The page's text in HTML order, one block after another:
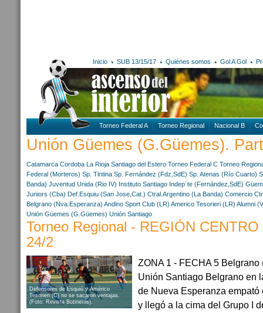
Inicio SUB 13/15/17 Quiénes somos Gol A Gol
Torneo Federal A Torneo Regional Nacional B
Unión Güemes (G.Güemes).
Catamarca Cordoba La Rioja Santiago del Estero Torneo Federal C Torneo
Federal (Morteros) Sp. Tintina Sp. Fernández (Fdz,SdE) Sp. Atenas (Río Cuarto)
Banda) Juventud Unida (Rio IV) Instituto Santiago Indep´te (Fernández,SdE)
Juniors (Cba) Def.Esquiu (San Jose,Cat.) Ctral.Argentino (La Banda) Comercio
Belgrano (Nva.Esperanza) Andino Sport Club (LR) Americo Tesorieri (LR) Alumni
Unión Güemes (G.Güemes) Unión Santiago
Torneo Regional - REGIÓN
24/2
Defensores de Esquiú y Américo
Tesorieri (C) no se sacaron ventajas.
(Foto: Revista Botineros).
ZONA 1 - FECHA 5
Unión Santiago Belgrano en
de Nueva Esperanza
y llegó a la cima del Grupo I